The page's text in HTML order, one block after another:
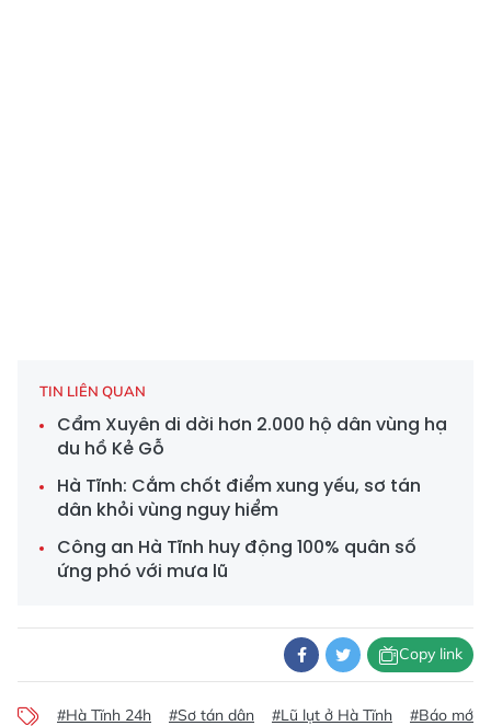
TIN LIÊN QUAN
Cẩm Xuyên di dời hơn 2.000 hộ dân vùng hạ
du hồ Kẻ Gỗ
Hà Tĩnh: Cắm chốt điểm xung yếu, sơ tán
dân khỏi vùng nguy hiểm
Công an Hà Tĩnh huy động 100% quân số
ứng phó với mưa lũ
Copy link
#Hà Tĩnh 24h #Sơ tán dân #Lũ lụt ở Hà Tĩnh #Báo mới